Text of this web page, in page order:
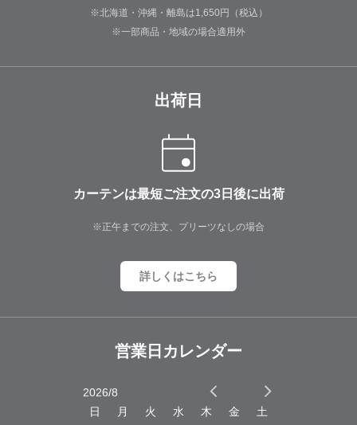
※北海道・沖縄・離島は1,650円（税込）
※一部商品・地域の場合適用外
出荷日
カーテンは最短ご注文の3日後に出荷
※正午までの注文、プリーツなしの場合
詳しくはこちら
営業日カレンダー
2026/8
日
月 火 水 木 金
土